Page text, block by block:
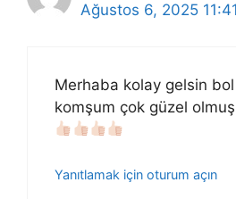
Ağustos 6, 2025
Merhaba kolay gelsin
komşum çok güzel
Yanıtlamak için oturum açın